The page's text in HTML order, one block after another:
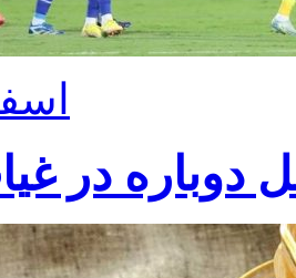
13
دوباره در